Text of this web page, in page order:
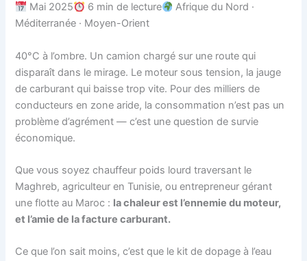
Mai 2025 6 min de lecture
Afrique du Nord ·
Méditerranée · Moyen-Orient
40°C à l’ombre. Un camion chargé sur une route qui
disparaît dans le mirage. Le moteur sous tension, la jauge
de carburant qui baisse trop vite. Pour des milliers de
conducteurs en zone aride, la consommation n’est pas un
problème d’agrément — c’est une question de survie
économique.
Que vous soyez chauffeur poids lourd traversant le
Maghreb, agriculteur en Tunisie, ou entrepreneur gérant
une flotte au Maroc : la chaleur est l’ennemie du moteur,
et l’amie de la facture carburant.
Ce que l’on sait moins, c’est que le kit de dopage à l’eau